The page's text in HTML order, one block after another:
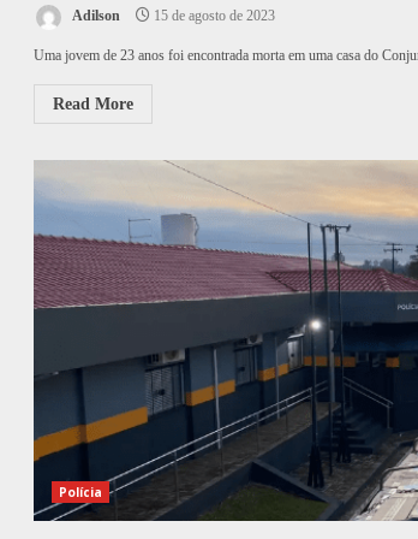
Adilson 15 de agosto de 2023
Uma jovem de 23 anos foi encontrada morta em uma casa do
Read More
Polícia